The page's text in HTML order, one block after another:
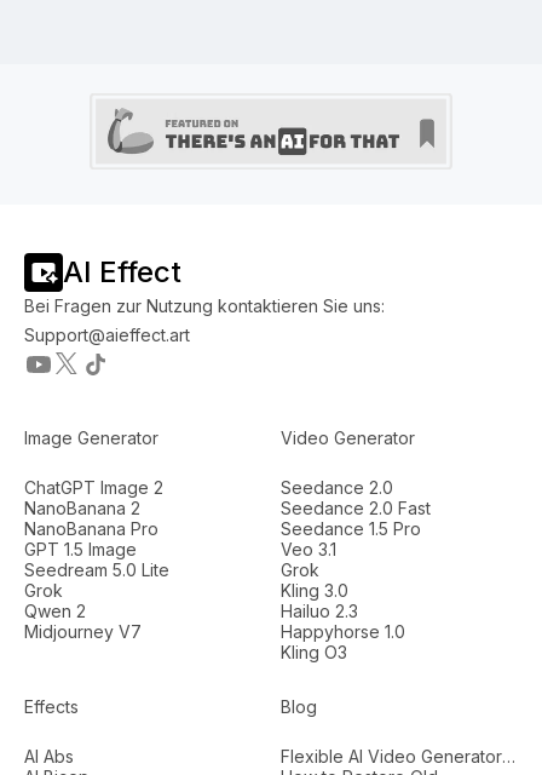
AI Effect
Bei Fragen zur Nutzung kontaktieren Sie uns:
Support@aieffect.art
Image Generator
ChatGPT Image 2
NanoBanana 2
NanoBanana Pro
GPT 1.5 Image
Seedream 5.0 Lite
Grok
Qwen 2
Midjourney V7
Video Generator
Seedance 2.0
Seedance 2.0 Fast
Seedance 1.5 Pro
Veo 3.1
Grok
Kling 3.0
Hailuo 2.3
Happyhorse 1.0
Kling O3
Effects
AI Abs
Blog
Flexible AI Video Generators...